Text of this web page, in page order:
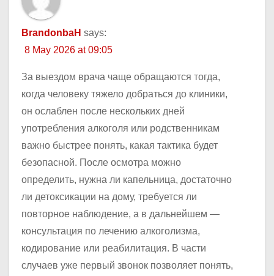
BrandonbaH says:
8 May 2026 at 09:05
За выездом врача чаще обращаются тогда,
когда человеку тяжело добраться до клиники,
он ослаблен после нескольких дней
употребления алкоголя или родственникам
важно быстрее понять, какая тактика будет
безопасной. После осмотра можно
определить, нужна ли капельница, достаточно
ли детоксикации на дому, требуется ли
повторное наблюдение, а в дальнейшем —
консультация по лечению алкоголизма,
кодирование или реабилитация. В части
случаев уже первый звонок позволяет понять,